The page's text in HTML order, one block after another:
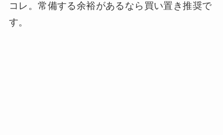
コレ。常備する余裕があるなら買い置き推奨で
す。